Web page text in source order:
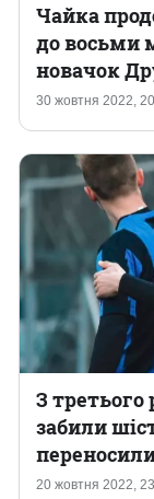
30 жовтня 2022,
Чайка
до восьми
новачок
20 жовтня 2022,
З третього
забили